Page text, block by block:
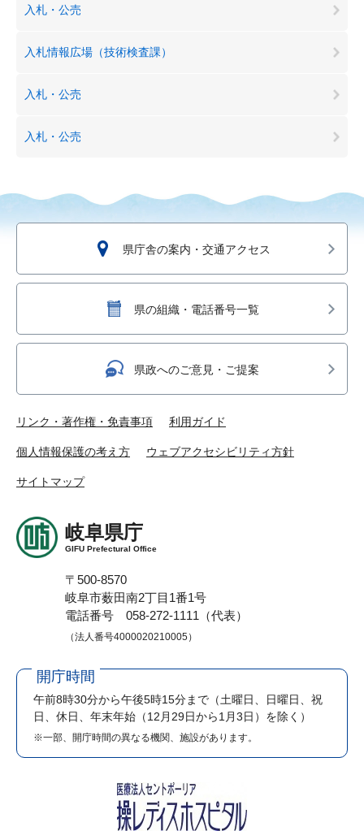
入札・公売
入札情報広場（技術検査課）
入札・公売
入札・公売
県庁舎の案内・交通アクセス
県の組織・電話番号一覧
県政へのご意見・ご提案
リンク・著作権・免責事項 利用ガイド
個人情報保護の考え方 ウェブアクセシビリティ方針
サイトマップ
岐阜県庁
GIFU Prefectural Office
〒500-8570
岐阜市薮田南2丁目1番1号
電話番号 058-272-1111（代表）
（法人番号4000020210005）
開庁時間
午前8時30分から午後5時15分まで （土曜日、日曜日、祝
日、休日、年末年始（12月29日から1月3日）を除く）
※一部、開庁時間の異なる機関、施設があります。